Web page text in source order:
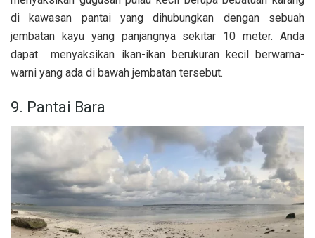
di kawasan pantai yang dihubungkan dengan sebuah
jembatan kayu yang panjangnya sekitar 10 meter. Anda
dapat menyaksikan ikan-ikan berukuran kecil berwarna-
warni yang ada di bawah jembatan tersebut.
9. Pantai Bara